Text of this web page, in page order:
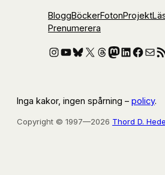
BloggBöckerFotonProjekt
Prenumerera
Instagram
YouTube
Bluesky
X Threads
Mastodon
LinkedIn
E-
Inga kakor, ingen spårning – policy.
Copyright © 1997—2026 Thord D.